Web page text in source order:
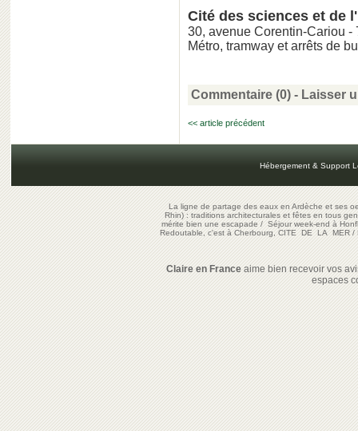
Cité des sciences et de
30, avenue Corentin-Cariou -
Métro, tramway et arrêts de
Commentaire (0) - Laisser
<< article précédent
Hébergement & Support
La ligne de partage des eaux en Ardèche et ses
Rhin) : traditions architecturales et fêtes en tous
mérite bien une escapade/Séjour week-end à
Redoutable, c'est à Cherbourg, CITE DE LA MER/
Claire en Franceaime bien recevoir vos
espaces